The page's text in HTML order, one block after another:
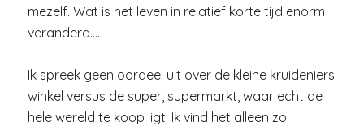
mezelf. Wat is het leven in relatief korte tijd enorm
veranderd….
Ik spreek geen oordeel uit over de kleine kruideniers
winkel versus de super, supermarkt, waar echt de
hele wereld te koop ligt. Ik vind het alleen zo